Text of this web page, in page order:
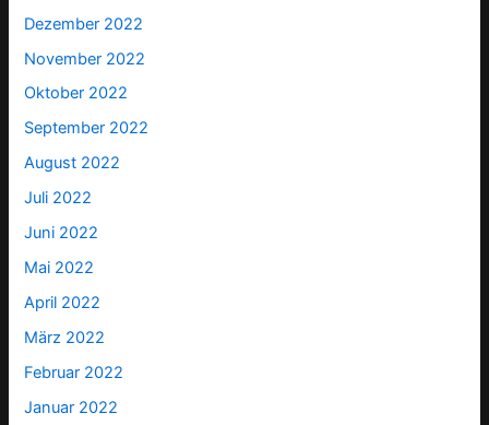
Dezember 2022
November 2022
Oktober 2022
September 2022
August 2022
Juli 2022
Juni 2022
Mai 2022
April 2022
März 2022
Februar 2022
Januar 2022